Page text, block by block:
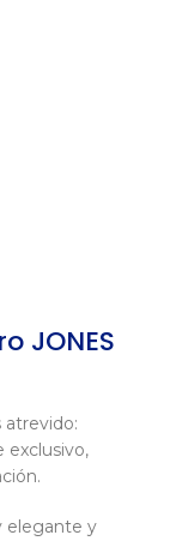
JONES
atrevido:
exclusivo,
elegante y